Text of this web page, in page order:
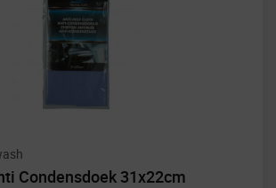
Condensdoek 31x22cm